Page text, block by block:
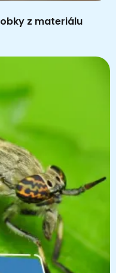
z materiálu